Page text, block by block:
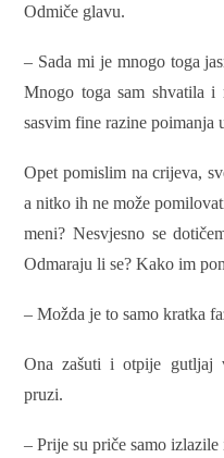
Odmiče glavu.
– Sada mi je mnogo toga
Mnogo toga sam shvatila i
sasvim fine razine
Opet pomislim na crijeva,
a nitko ih ne može
meni? Nesvjesno se
Odmaraju li se? Kako im
– Možda je to samo kratka
Ona zašuti i otpije gutljaj
pruzi.
– Prije su priče samo izlazile